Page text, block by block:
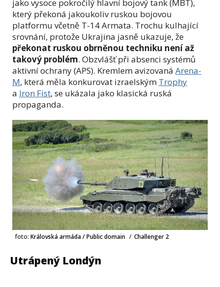
jako vysoce pokročilý hlavní bojový tank (MBT),
který překoná jakoukoliv ruskou bojovou
platformu včetně T-14 Armata. Trochu kulhající
srovnání, protože Ukrajina jasně ukazuje, že
překonat ruskou obrněnou techniku není až
takový problém. Obzvlášť při absenci systémů
aktivní ochrany (APS). Kremlem avizovaná Arena-
M, která měla konkurovat izraelským Trophy
a Iron Fist, se ukázala jako klasická ruská
propaganda.
foto: Královská armáda / Public domain / Challenger 2
Utrápený Londýn